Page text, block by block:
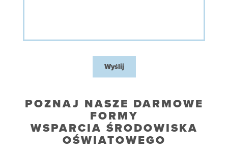
Wyślij
POZNAJ NASZE DARMOWE
FORMY
WSPARCIA ŚRODOWISKA
OŚWIATOWEGO